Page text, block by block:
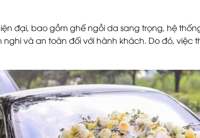
đại, bao gồm ghế ngồi da sang trọng, hệ
và an toàn đối với hành khách. Do đó, việc